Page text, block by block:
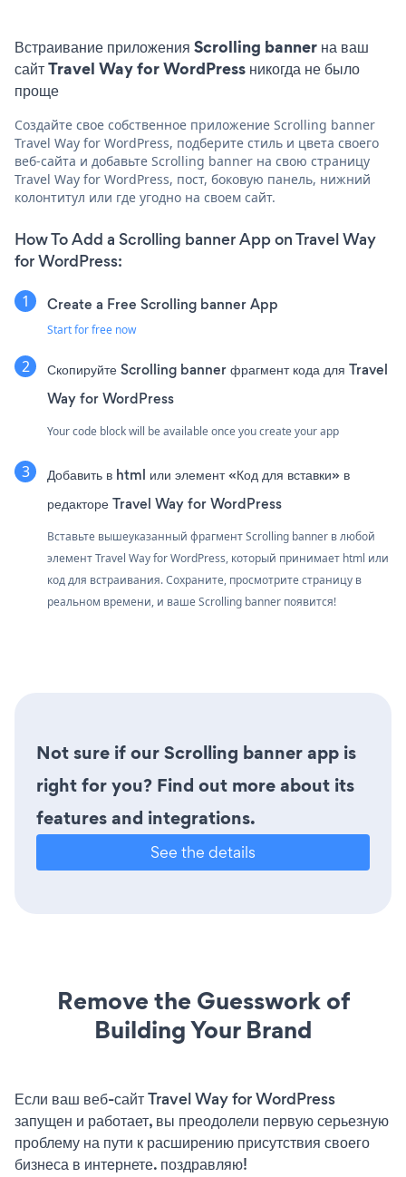
Встраивание приложения Scrolling banner на ваш
сайт Travel Way for WordPress никогда не было
проще
Создайте свое собственное приложение Scrolling banner
Travel Way for WordPress, подберите стиль и цвета своего
веб-сайта и добавьте Scrolling banner на свою страницу
Travel Way for WordPress, пост, боковую панель, нижний
колонтитул или где угодно на своем сайт.
How To Add a Scrolling banner App on Travel Way
for WordPress:
Create a Free Scrolling banner App
Start for free now
Скопируйте Scrolling banner фрагмент кода для Travel
Way for WordPress
Your code block will be available once you create your app
Добавить в html или элемент «Код для вставки» в
редакторе Travel Way for WordPress
Вставьте вышеуказанный фрагмент Scrolling banner в любой
элемент Travel Way for WordPress, который принимает html или
код для встраивания. Сохраните, просмотрите страницу в
реальном времени, и ваше Scrolling banner появится!
Not sure if our Scrolling banner app is
right for you? Find out more about its
features and integrations.
See the details
Remove the Guesswork of
Building Your Brand
Если ваш веб-сайт Travel Way for WordPress
запущен и работает, вы преодолели первую серьезную
проблему на пути к расширению присутствия своего
бизнеса в интернете. поздравляю!